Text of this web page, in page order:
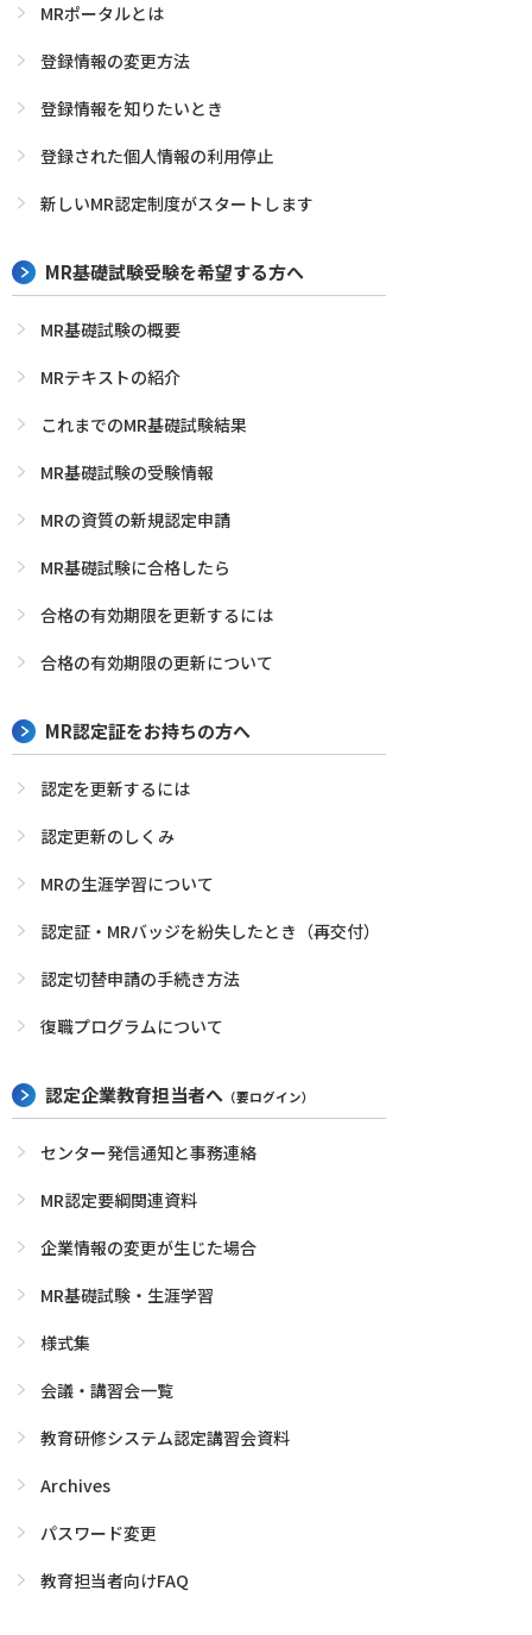
MRポータルとは
登録情報の変更方法
登録情報を知りたいとき
登録された個人情報の利用停止
新しいMR認定制度がスタートします
MR基礎試験受験を希望する方へ
MR基礎試験の概要
MRテキストの紹介
これまでのMR基礎試験結果
MR基礎試験の受験情報
MRの資質の新規認定申請
MR基礎試験に合格したら
合格の有効期限を更新するには
合格の有効期限の更新について
MR認定証をお持ちの方へ
認定を更新するには
認定更新のしくみ
MRの生涯学習について
認定証・MRバッジを紛失したとき（再交付）
認定切替申請の手続き方法
復職プログラムについて
認定企業教育担当者へ （要ログイン）
センター発信通知と事務連絡
MR認定要綱関連資料
企業情報の変更が生じた場合
MR基礎試験・生涯学習
様式集
会議・講習会一覧
教育研修システム認定講習会資料
Archives
パスワード変更
教育担当者向けFAQ